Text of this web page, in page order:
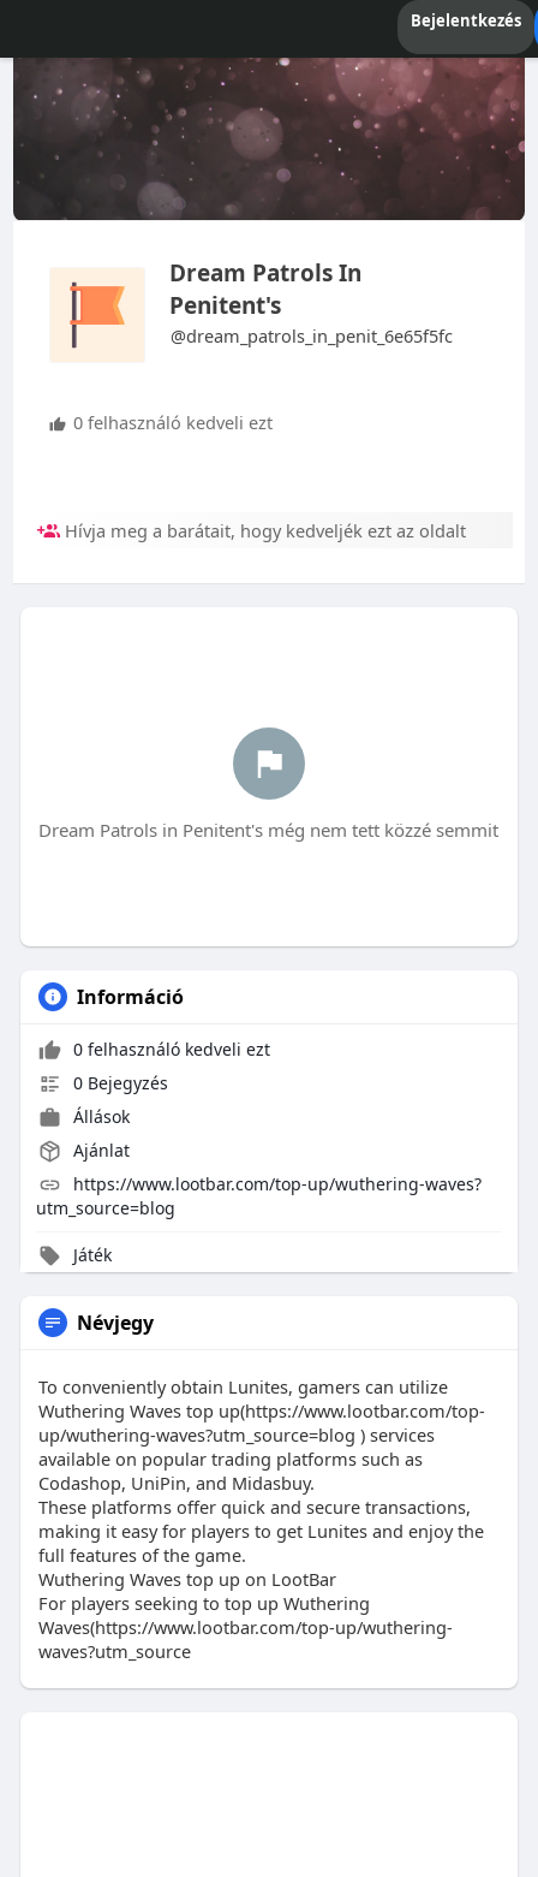
Bejelentkezés
Dream Patrols In
Penitent's
@dream_patrols_in_penit_6e65f5fc
0 felhasználó kedveli ezt
Hívja meg a barátait, hogy kedveljék ezt az oldalt
Dream Patrols in Penitent's még nem tett közzé semmit
Információ
0 felhasználó kedveli ezt
0 Bejegyzés
Állások
Ajánlat
https://www.lootbar.com/top-up/wuthering-waves?
utm_source=blog
Játék
Névjegy
To conveniently obtain Lunites, gamers can utilize
Wuthering Waves top up(https://www.lootbar.com/top-
up/wuthering-waves?utm_source=blog ) services
available on popular trading platforms such as
Codashop, UniPin, and Midasbuy.
These platforms offer quick and secure transactions,
making it easy for players to get Lunites and enjoy the
full features of the game.
Wuthering Waves top up on LootBar
For players seeking to top up Wuthering
Waves(https://www.lootbar.com/top-up/wuthering-
waves?utm_source